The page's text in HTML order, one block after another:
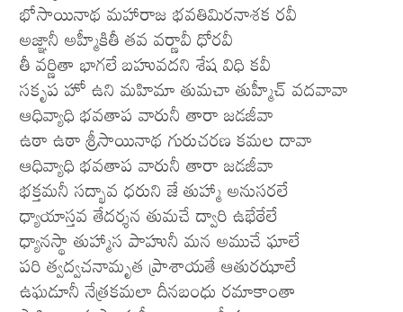
భోసాయినాథ మహారాజ భవతిమిరనాశక రవీ
అజ్ఞానీ అహ్మీకితీ తవ వర్ణావీ ధోరవీ
తీ వర్ణితా భాగలే బహువదని శేష విధి కవీ
సకృప హో ఉని మహిమా తుమచా తుహ్మీచ్ వదవావా
ఆధివ్యాధి భవతాప వారునీ తారా జడజీవా
ఉఠా ఉఠా శ్రీసాయినాథ గురుచరణ కమల దావా
ఆధివ్యాధి భవతాప వారునీ తారా జడజీవా
భక్తమనీ సద్భావ ధరుని జే తుహ్మా అనుసరలే
ధ్యాయాస్తవ తేదర్శన తుమచే ద్వారి ఉభేఠేలే
ధ్యానస్థా తుహ్మాస పాహునీ మన అముచే ఘాలే
పరి త్వద్వచనామృత ప్రాశాయతే ఆతురఝాలే
ఉఘడూనీ నేత్రకమలా దీనబంధు రమాకాంతా